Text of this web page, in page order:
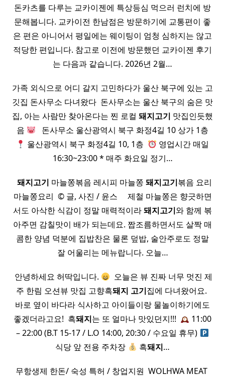
돈카츠를 다루는 교카이젠에 특상등심 먹으러 런치에 방
문해봅니다. 교카이전 한남점은 방문하기에 교통편이 좋
은 편은 아니어서 평일에는 웨이팅이 엄청 심하지는 않고
적당한 편입니다. 참고로 이전에 방문했던 교카이젠 후기
는 다음과 같습니다. 2026년 2월…
가족 외식으로 어디 갈지 고민하다가 울산 북구에 있는 고
깃집 돈사무소 다녀왔다 ​ 돈사무소는 울산 북구의 숨은 맛
집, 아는 사람만 찾아온다는 찐 로컬 돼지고기 맛집인듯했
음
​ ​ 돈사무소 울산광역시 북구 화정4길 10 상가 1층
울산광역시 북구 화정4길 10, 1층 ​
영업시간 매일
16:30~23:00 * 매주 화요일 정기…
돼지고기 마늘쫑볶음 레시피 마늘쫑 돼지고기볶음 요리
마늘쫑요리 ​ © 글, 사진 / 윤스 ​ ​ ​ ​ 제철 마늘쫑은 향긋하면
서도 아삭한 식감이 정말 매력적이라돼지고기와 함께 볶
아주면 감칠맛이 배가 되는데요. 짭조름하면서도 살짝 매
콤한 양념 덕분에 집밥찬은 물론 덮밥, 술안주로도 정말
잘 어울리는 메뉴랍니다. 오늘…
​ 안녕하세요 허딱입니다.
​ 오늘은 뷰 진짜 너무 멋진 제
주 한림 오션뷰 맛집 고향흑돼지 고기집에 다녀왔어요. ​
바로 옆이 바다라 식사하고 아이들이랑 물놀이하기에도
좋겠더라고요! ​ 흑돼지는 또 얼마나 맛있던지!!! ​
11:00
– 22:00 (B.T 15-17 / L.O 14:00, 20:30 / 수요일 휴무)
식당 앞 전용 주차장
흑돼지…
무항생제 한돈/ 숙성 특허 / 창업지원 ​ WOLHWA MEAT ​